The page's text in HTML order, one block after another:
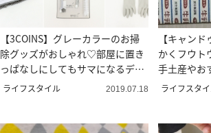
【3COINS】グレーカラーのお掃
除グッズがおしゃれ♡部屋に置き
っぱなしにしてもサマになるデザ
イン♪
ライフスタイル 2019.07.18
【キャン
かくフウ
手土産やお
てみて！
ライフスタ